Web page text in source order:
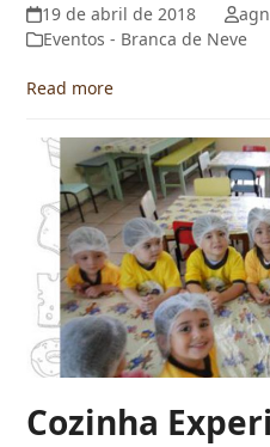
19 de abril de 2018
Eventos - Branca de Neve
Read more
Cozinha